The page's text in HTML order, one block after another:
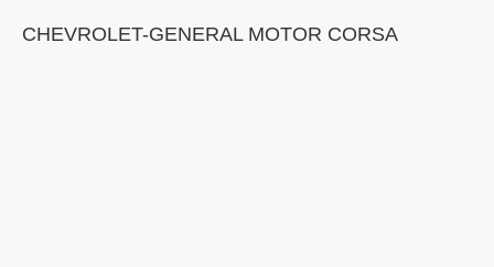
CHEVROLET-GENERAL MOTOR CORSA